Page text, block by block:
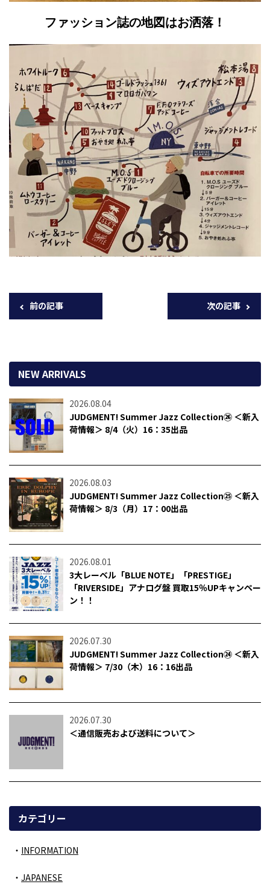
ファッション誌の地図はお洒落！
前の記事 次の記事
NEW ARRIVALS
2026.08.04
JUDGMENT! Summer Jazz Collection㉖ ＜新入
荷情報＞ 8/4（火）16：35出品
2026.08.03
JUDGMENT! Summer Jazz Collection㉕ ＜新入
荷情報＞ 8/3（月）17：00出品
2026.08.01
3大レーベル「BLUE NOTE」「PRESTIGE」
「RIVERSIDE」アナログ盤 買取15％UPキャンペー
ン！！
2026.07.30
JUDGMENT! Summer Jazz Collection㉔ ＜新入
荷情報＞ 7/30（木）16：16出品
2026.07.30
＜通信販売および送料について＞
カテゴリー
INFORMATION
JAPANESE